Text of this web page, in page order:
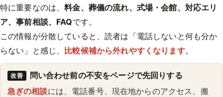
特に重要なのは、料金、葬儀の流れ、式場・会館、対応エリ
ア、事前相談、FAQです。
この情報が分散していると、読者は「電話しないと何も分か
らない」と感じ、 比較候補から外れやすくなります。
改善 問い合わせ前の不安をページで先回りする
急ぎの相談には、電話番号、現在地からのアクセス、搬